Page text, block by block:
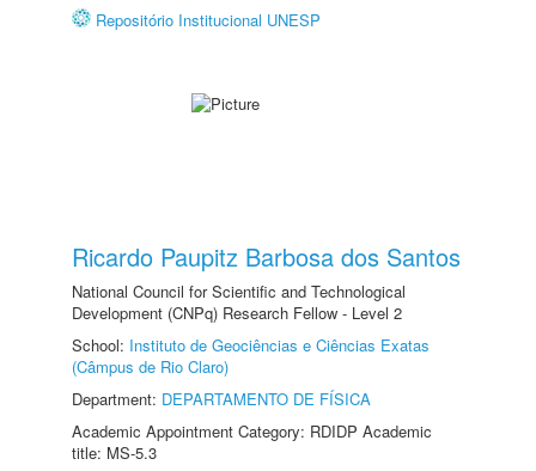
Repositório Institucional UNESP
Ricardo Paupitz Barbosa dos Santos
National Council for Scientific and Technological
Development (CNPq) Research Fellow - Level 2
School: Instituto de Geociências e Ciências Exatas
(Câmpus de Rio Claro)
Department: DEPARTAMENTO DE FÍSICA
Academic Appointment Category: RDIDP Academic
title: MS-5.3